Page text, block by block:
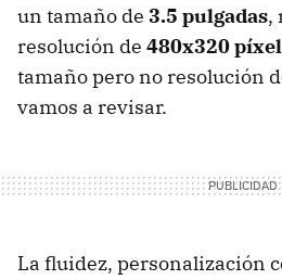
un tamaño de 3.5 pulgadas,
resolución de 480x320
tamaño pero no resolución
vamos a revisar.
La fluidez, personalización